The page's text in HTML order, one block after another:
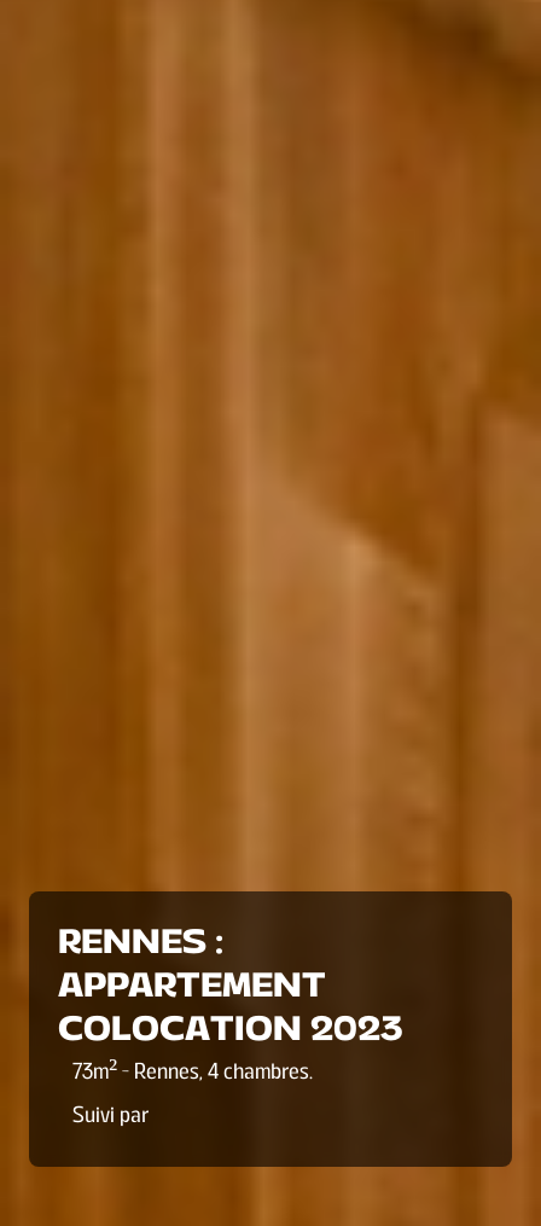
RENNES :
APPARTEMENT
COLOCATION 2023
73m² - Rennes,4 chambres.
Suivi par